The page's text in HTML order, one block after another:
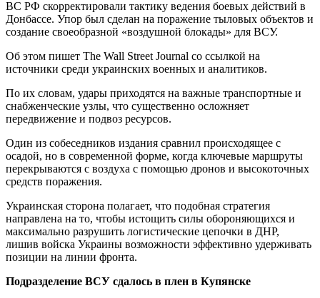
ВС РФ скорректировали тактику ведения боевых действий в
Донбассе. Упор был сделан на поражение тыловых объектов и
создание своеобразной «воздушной блокады» для ВСУ.
Об этом пишет The Wall Street Journal со ссылкой на
источники среди украинских военных и аналитиков.
По их словам, удары приходятся на важные транспортные и
снабженческие узлы, что существенно осложняет
передвижение и подвоз ресурсов.
Один из собеседников издания сравнил происходящее с
осадой, но в современной форме, когда ключевые маршруты
перекрываются с воздуха с помощью дронов и высокоточных
средств поражения.
Украинская сторона полагает, что подобная стратегия
направлена на то, чтобы истощить силы обороняющихся и
максимально разрушить логистические цепочки в ДНР,
лишив войска Украины возможности эффективно удерживать
позиции на линии фронта.
Подразделение ВСУ сдалось в плен в Купянске